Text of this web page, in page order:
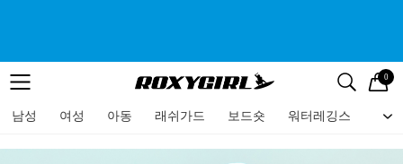
메뉴 검색
로고 0
남성 여성 아동 래쉬가드 보드숏 워터레깅스 비
메뉴